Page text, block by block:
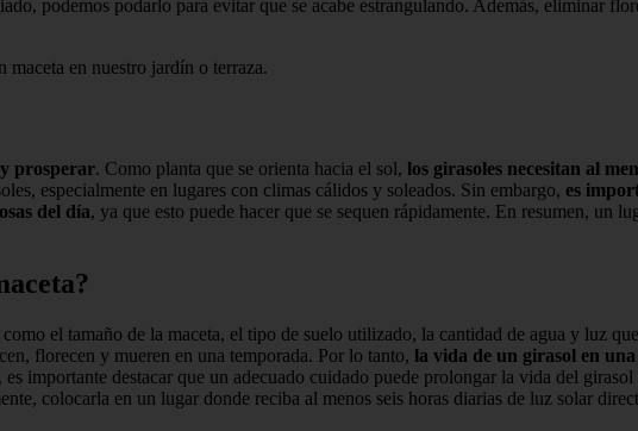
podemos podarlo para evitar que se acabe estrangulando. Además, eliminar
maceta en nuestro jardín o terraza.
prosperar. Como planta que se orienta hacia el sol, los girasoles necesitan al
especialmente en lugares con climas cálidos y soleados. Sin embargo, es
del día, ya que esto puede hacer que se sequen rápidamente. En resumen, un
el tamaño de la maceta, el tipo de suelo utilizado, la cantidad de agua y luz
florecen y mueren en una temporada. Por lo tanto, la vida de un girasol en
importante destacar que un adecuado cuidado puede prolongar la vida del
colocarla en un lugar donde reciba al menos seis horas diarias de luz solar